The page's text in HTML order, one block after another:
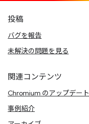
投稿
バグを報告
未解決の問題を見る
関連コンテンツ
Chromium のアップデート
事例紹介